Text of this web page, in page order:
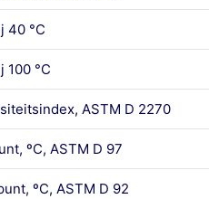
40 °C
100 °C
ASTM D 2270
ºC, ASTM D 97
ºC, ASTM D 92